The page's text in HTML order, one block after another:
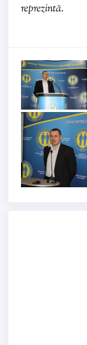
reprezintă.